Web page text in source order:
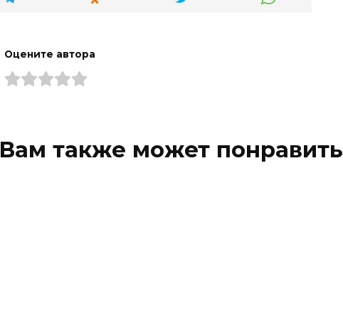
Оцените автора
Вам также может